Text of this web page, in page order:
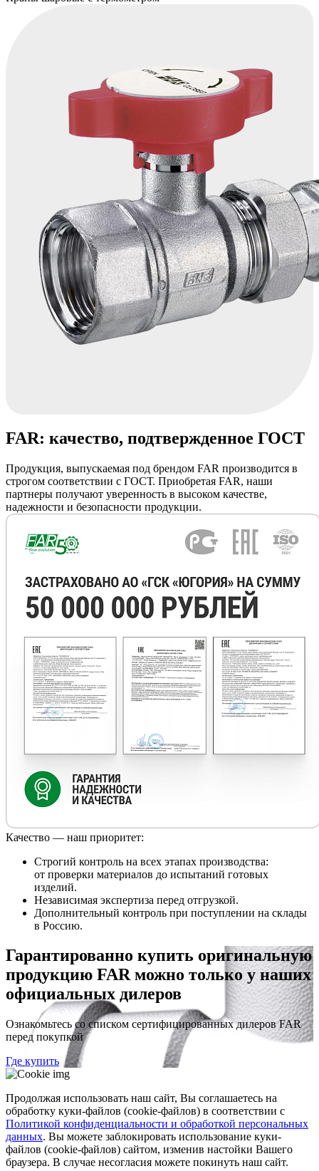
FAR: качество, подтвержденное ГОСТ
Продукция, выпускаемая под брендом FAR производится в
строгом соответствии с ГОСТ. Приобретая FAR, наши
партнеры получают уверенность в высоком качестве,
надежности и безопасности продукции.
Качество — наш приоритет:
Строгий контроль на всех этапах производства:
от проверки материалов до испытаний готовых
изделий.
Независимая экспертиза перед отгрузкой.
Дополнительный контроль при поступлении на склады
в Россию.
Гарантированно купить оригинальную
продукцию FAR можно только у наших
официальных дилеров
Ознакомьтесь со списком сертифицированных дилеров FAR
перед покупкой
Где купить
Продолжая использовать наш сайт, Вы соглашаетесь на
обработку куки-файлов (cookie-файлов) в соответствии с
Политикой конфиденциальности и обработкой персональных
данных. Вы можете заблокировать использование куки-
файлов (cookie-файлов) сайтом, изменив настойки Вашего
браузера. В случае несогласия можете покинуть наш сайт.